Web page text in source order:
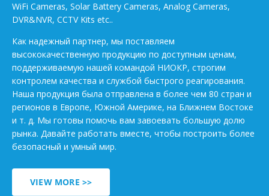
WiFi Cameras, Solar Battery Cameras, Analog Cameras,
DVR&NVR, CCTV Kits etc..
Как надежный партнер, мы поставляем
высококачественную продукцию по доступным ценам,
поддерживаемую нашей командой НИОКР, строгим
контролем качества и службой быстрого реагирования.
Наша продукция была отправлена в более чем 80 стран и
регионов в Европе, Южной Америке, на Ближнем Востоке
и т. д. Мы готовы помочь вам завоевать большую долю
рынка. Давайте работать вместе, чтобы построить более
безопасный и умный мир.
VIEW MORE >>